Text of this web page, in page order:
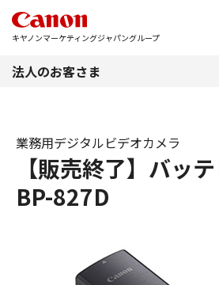
キヤノンマーケティングジャパングループ
法人のお客さま
【販売終了】バッ
BP-827D
業務用デジタルビデオカメラ